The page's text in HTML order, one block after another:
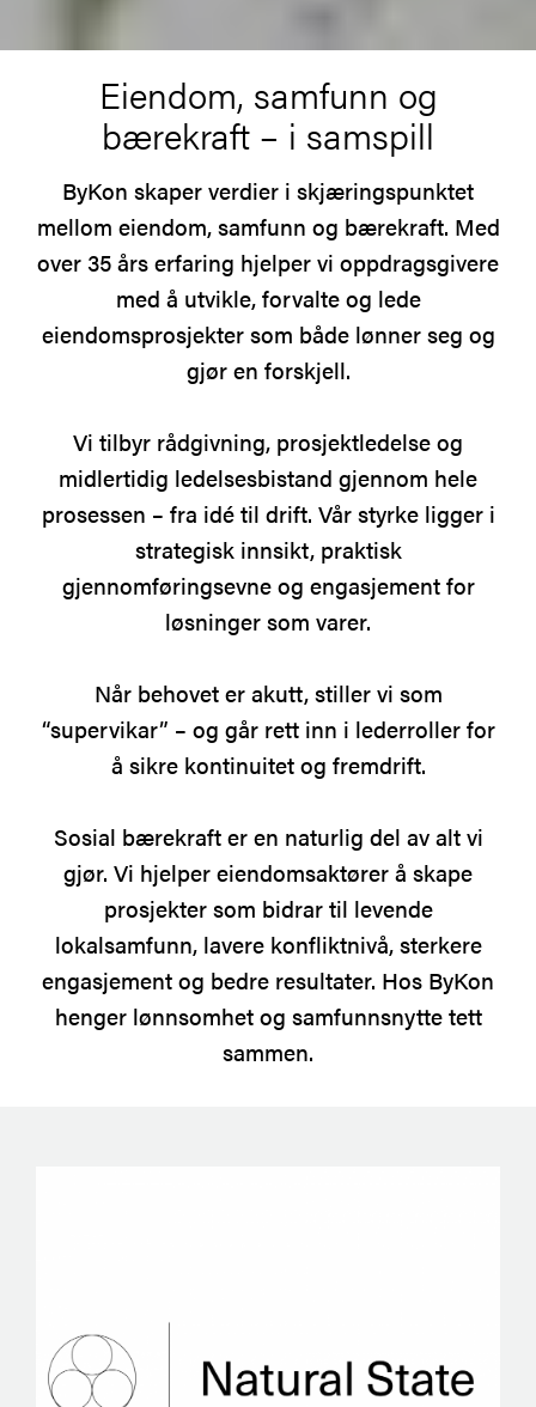
Eiendom, samfunn og
bærekraft – i samspill
ByKon skaper verdier i skjæringspunktet
mellom eiendom, samfunn og bærekraft. Med
over 35 års erfaring hjelper vi oppdragsgivere
med å utvikle, forvalte og lede
eiendomsprosjekter som både lønner seg og
gjør en forskjell.
Vi tilbyr rådgivning, prosjektledelse og
midlertidig ledelsesbistand gjennom hele
prosessen – fra idé til drift. Vår styrke ligger i
strategisk innsikt, praktisk
gjennomføringsevne og engasjement for
løsninger som varer.
Når behovet er akutt, stiller vi som
“supervikar” – og går rett inn i lederroller for
å sikre kontinuitet og fremdrift.
Sosial bærekraft er en naturlig del av alt vi
gjør. Vi hjelper eiendomsaktører å skape
prosjekter som bidrar til levende
lokalsamfunn, lavere konfliktnivå, sterkere
engasjement og bedre resultater. Hos ByKon
henger lønnsomhet og samfunnsnytte tett
sammen.